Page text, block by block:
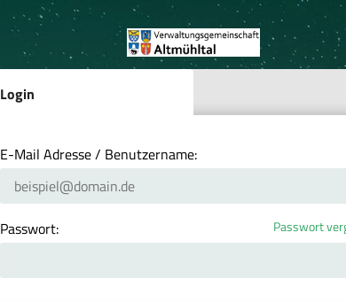
Login
E-Mail Adresse / Benutzername:
Passwort: Passwort